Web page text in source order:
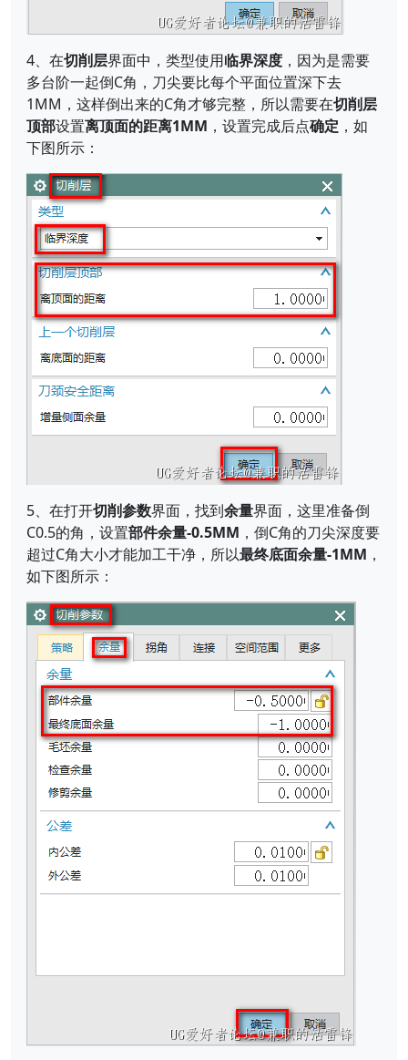
4、在切削层界面中，类型使用临界深度 ，因为是需要
多台阶一起倒C角，刀尖要比每个平面位置深下去
1MM，这样倒出来的C角才够完整，所以需要在切削层
顶部设置离顶面的距离1MM ，设置完成后点确定 ，如
下图所示：
5、在打开切削参数界面，找到余量界面，这里准备倒
C0.5的角，设置部件余量-0.5MM ，倒C角的刀尖深度要
超过C角大小才能加工干净，所以最终底面余量-1MM ，
如下图所示：